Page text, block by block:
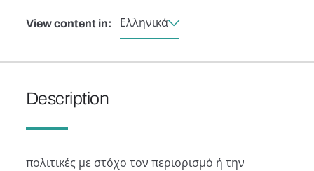
View content in: Ελληνικά
Description
πολιτικές με στόχο τον περιορισμό ή την